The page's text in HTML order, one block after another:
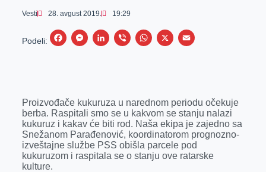
Vesti 28. avgust 2019. 19:29
Podeli:
F
b
o
o
k
M
e
n
g
e
L
e
d
I
n
V
r
W
s
A
p
p
X
E
l
Proizvođače kukuruza u narednom periodu očekuje
berba. Raspitali smo se u kakvom se stanju nalazi
kukuruz i kakav će biti rod. Naša ekipa je zajedno sa
Snežanom Parađenović, koordinatorom prognozno-
izveštajne službe PSS obišla parcele pod
kukuruzom i raspitala se o stanju ove ratarske
kulture.